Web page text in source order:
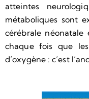
atteintes
métaboliques sont
cérébrale
chaque fois que
d’oxygène : c’est